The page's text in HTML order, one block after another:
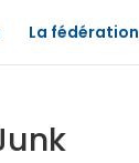
La fédération